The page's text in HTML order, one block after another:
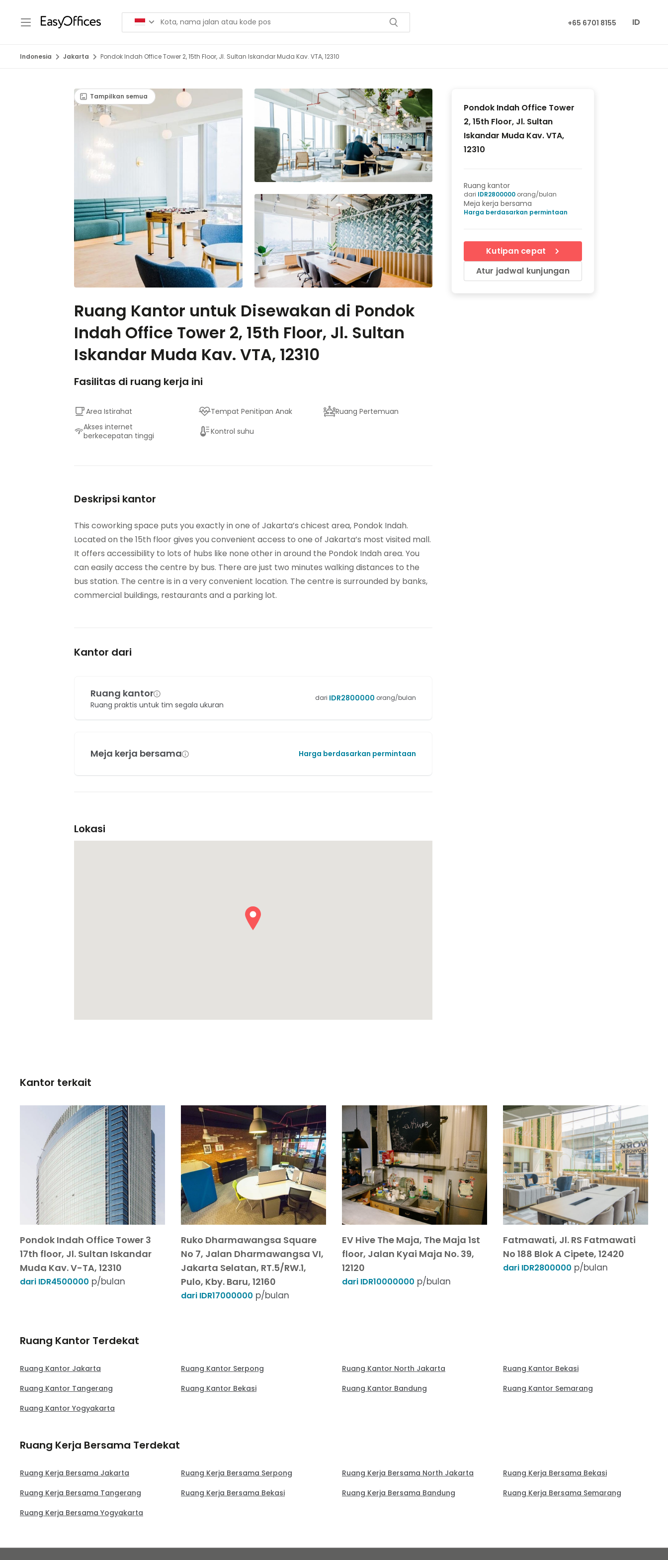
+65 6701 8155 ID
Indonesia Jakarta Pondok Indah Office Tower 2, 15th Floor, Jl. Sultan Iskandar Muda Kav. VTA, 12310
Tampilkan semua
Ruang Kantor untuk Disewakan di Pondok
Indah Office Tower 2, 15th Floor, Jl. Sultan
Iskandar Muda Kav. VTA, 12310
Fasilitas di ruang kerja ini
Area Istirahat Tempat Penitipan Anak
Ruang Pertemuan
Akses internet
berkecepatan tinggi
Kontrol suhu
Deskripsi kantor
This coworking space puts you exactly in one of Jakarta’s chicest area, Pondok Indah.
Located on the 15th floor gives you convenient access to one of Jakarta’s most visited mall.
It offers accessibility to lots of hubs like none other in around the Pondok Indah area. You
can easily access the centre by bus. There are just two minutes walking distances to the
bus station. The centre is in a very convenient location. The centre is surrounded by banks,
commercial buildings, restaurants and a parking lot.
Kantor dari
Ruang kantor
Ruang praktis untuk tim segala ukuran
dari IDR2800000 orang/bulan
Meja kerja bersama Harga berdasarkan permintaan
Lokasi
Pondok Indah Office Tower
2, 15th Floor, Jl. Sultan
Iskandar Muda Kav. VTA,
12310
Ruang kantor
dari IDR2800000 orang/bulan
Meja kerja bersama
Harga berdasarkan permintaan
Kutipan cepat
Atur jadwal kunjungan
Kantor terkait
Pondok Indah Office Tower 3
17th floor, Jl. Sultan Iskandar
Muda Kav. V-TA, 12310
dari IDR4500000 p/bulan
Ruko Dharmawangsa Square
No 7, Jalan Dharmawangsa VI,
Jakarta Selatan, RT.5/RW.1,
Pulo, Kby. Baru, 12160
dari IDR17000000 p/bulan
EV Hive The Maja, The Maja 1st
floor, Jalan Kyai Maja No. 39,
12120
dari IDR10000000 p/bulan
Fatmawati, Jl. RS Fatmawati
No 188 Blok A Cipete, 12420
dari IDR2800000 p/bulan
Ruang Kantor Terdekat
Ruang Kantor Jakarta Ruang Kantor Serpong Ruang Kantor North Jakarta
Ruang Kantor Bekasi
Ruang Kantor Tangerang
Ruang Kantor Bekasi Ruang Kantor Bandung
Ruang Kantor Semarang
Ruang Kantor Yogyakarta
Ruang Kerja Bersama Terdekat
Ruang Kerja Bersama Jakarta Ruang Kerja Bersama Serpong Ruang Kerja Bersama North Jakarta
Ruang Kerja Bersama Bekasi
Ruang Kerja Bersama Tangerang
Ruang Kerja Bersama Bekasi Ruang Kerja Bersama Bandung
Ruang Kerja Bersama Semarang
Ruang Kerja Bersama Yogyakarta